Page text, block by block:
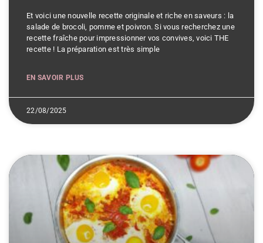
Et voici une nouvelle recette originale et riche en saveurs : la
salade de brocoli, pomme et poivron. Si vous recherchez une
recette fraîche pour impressionner vos convives, voici THE
recette ! La préparation est très simple
EN SAVOIR PLUS
22/08/2025